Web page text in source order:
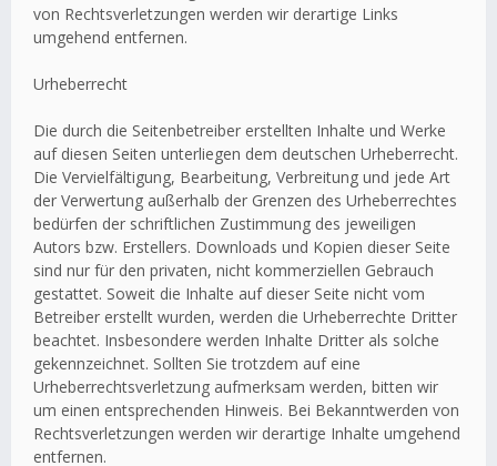
von Rechtsverletzungen werden wir derartige Links
umgehend entfernen.
Urheberrecht
Die durch die Seitenbetreiber erstellten Inhalte und Werke
auf diesen Seiten unterliegen dem deutschen Urheberrecht.
Die Vervielfältigung, Bearbeitung, Verbreitung und jede Art
der Verwertung außerhalb der Grenzen des Urheberrechtes
bedürfen der schriftlichen Zustimmung des jeweiligen
Autors bzw. Erstellers. Downloads und Kopien dieser Seite
sind nur für den privaten, nicht kommerziellen Gebrauch
gestattet. Soweit die Inhalte auf dieser Seite nicht vom
Betreiber erstellt wurden, werden die Urheberrechte Dritter
beachtet. Insbesondere werden Inhalte Dritter als solche
gekennzeichnet. Sollten Sie trotzdem auf eine
Urheberrechtsverletzung aufmerksam werden, bitten wir
um einen entsprechenden Hinweis. Bei Bekanntwerden von
Rechtsverletzungen werden wir derartige Inhalte umgehend
entfernen.